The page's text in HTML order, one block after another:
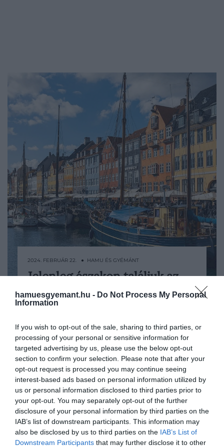
hamuesgyemant.hu - Do Not Process My Personal
Information
If you wish to opt-out of the sale, sharing to third parties, or
processing of your personal or sensitive information for
targeted advertising by us, please use the below opt-out
section to confirm your selection. Please note that after your
opt-out request is processed you may continue seeing
interest-based ads based on personal information utilized by
us or personal information disclosed to third parties prior to
your opt-out. You may separately opt-out of the further
disclosure of your personal information by third parties on the
IAB’s list of downstream participants. This information may
also be disclosed by us to third parties on the IAB’s List of
Downstream Participants that may further disclose it to other
az Európai Bizottság jelentése, amelyben
kiderül, mely európai városokat tartják az
élen – nem meglepő módon – egy
skandináv főváros végzett,
összességében pedig elmondható, hogy
a nagyvárosok csúnyán megbuktak.
2024. FEBRUÁR 22. ● HAMU ÉS GYÉMÁNT
Jelenleg északon találjuk az
Európai Unió
legbiztonságosabb…
HAMU ÉS GYÉMÁNT